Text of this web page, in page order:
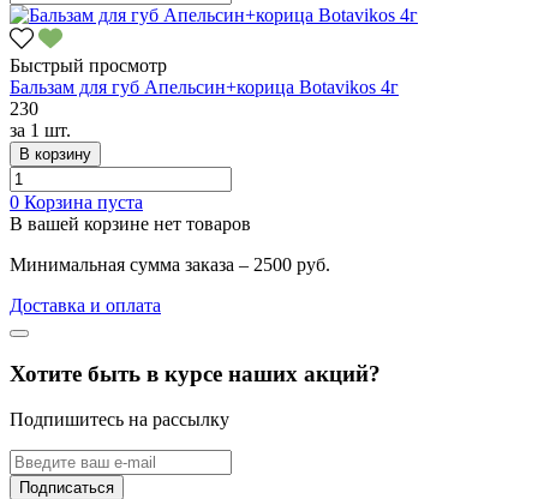
Быстрый просмотр
Бальзам для губ Апельсин+корица Botavikos 4г
230
за 1 шт.
В корзину
0 Корзина пуста
В вашей корзине нет товаров
Минимальная сумма заказа – 2500 руб.
Доставка и оплата
Хотите быть в курсе наших акций?
Подпишитесь на рассылку
Подписаться